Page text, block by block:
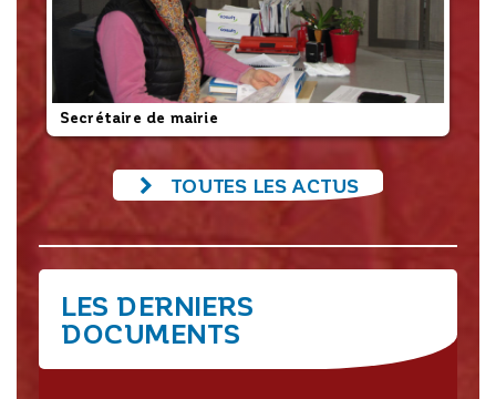
Secrétaire de mairie
TOUTES LES ACTUS
LES DERNIERS
DOCUMENTS